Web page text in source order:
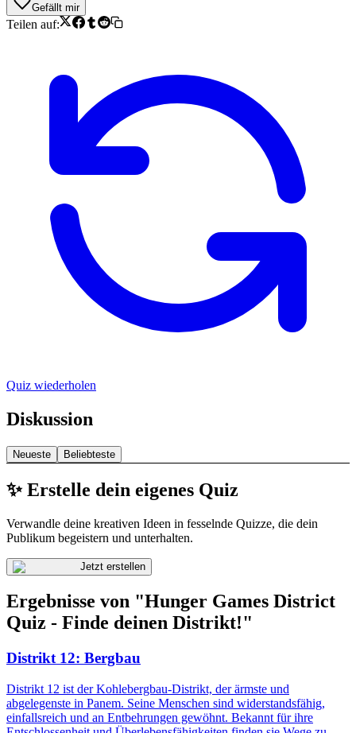
Gefällt mir
Teilen auf:
Quiz wiederholen
Diskussion
Neueste Beliebteste
✨ Erstelle dein eigenes Quiz
Verwandle deine kreativen Ideen in fesselnde Quizze, die dein
Publikum begeistern und unterhalten.
Jetzt erstellen
Ergebnisse von "Hunger Games District
Quiz - Finde deinen Distrikt!"
Distrikt 12: Bergbau
Distrikt 12 ist der Kohlebergbau-Distrikt, der ärmste und
abgelegenste in Panem. Seine Menschen sind widerstandsfähig,
einfallsreich und an Entbehrungen gewöhnt. Bekannt für ihre